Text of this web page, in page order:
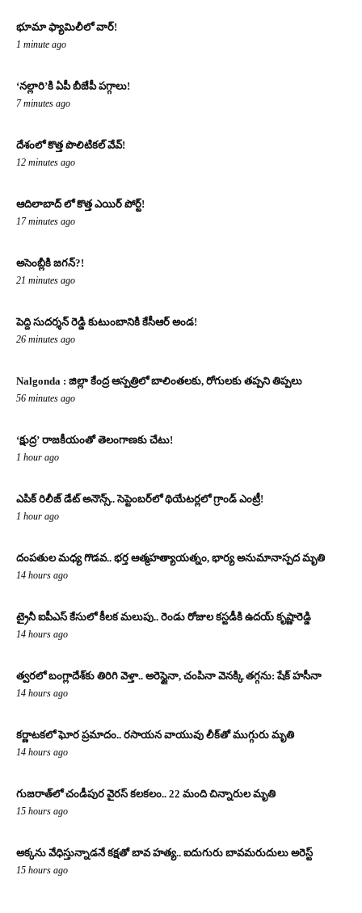
భూమా ఫ్యామిలీలో వార్!
1 minute ago
‘నల్లారి’కి ఏపీ బీజేపీ పగ్గాలు!
7 minutes ago
దేశంలో కొత్త పొలిటికల్ వేవ్!
12 minutes ago
ఆదిలాబాద్ లో కొత్త ఎయిర్ పోర్ట్!
17 minutes ago
అసెంబ్లీకి జగన్?!
21 minutes ago
పెద్ది సుదర్శన్ రెడ్డి కుటుంబానికి కేసీఆర్ అండ!
26 minutes ago
Nalgonda : జిల్లా కేంద్ర ఆస్పత్రిలో బాలింతలకు, రోగులకు తప్పని తిప్పలు
56 minutes ago
‘క్షుద్ర’ రాజకీయంతో తెలంగాణకు చేటు!
1 hour ago
ఎపిక్ రిలీజ్ డేట్ అనౌన్స్.. సెప్టెంబర్‌లో థియేటర్లలో గ్రాండ్ ఎంట్రీ!
1 hour ago
దంపతుల మధ్య గొడవ.. భర్త ఆత్మహత్యాయత్నం, భార్య అనుమానాస్పద మృతి
14 hours ago
ట్రైనీ ఐపీఎస్ కేసులో కీలక మలుపు.. రెండు రోజుల కస్టడీకి ఉదయ్ కృష్ణారెడ్డి
14 hours ago
త్వరలో బంగ్లాదేశ్‌కు తిరిగి వెళ్తా.. అరెస్టైనా, చంపినా వెనక్కి తగ్గను: షేక్ హసీనా
14 hours ago
కర్ణాటకలో ఘోర ప్రమాదం.. రసాయన వాయువు లీక్‌తో ముగ్గురు మృతి
14 hours ago
గుజరాత్‌లో చండీపుర వైరస్ కలకలం.. 22 మంది చిన్నారుల మృతి
15 hours ago
అక్కను వేధిస్తున్నాడనే కక్షతో బావ హత్య.. ఐదుగురు బావమరుదులు అరెస్ట్
15 hours ago